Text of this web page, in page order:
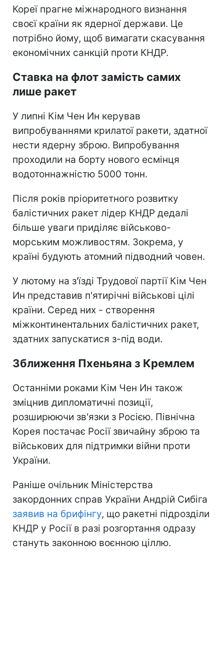
Кореї прагне міжнародного визнання
своєї країни як ядерної держави. Це
потрібно йому, щоб вимагати скасування
економічних санкцій проти КНДР.
Ставка на флот замість самих
лише ракет
У липні Кім Чен Ин керував
випробуваннями крилатої ракети, здатної
нести ядерну зброю. Випробування
проходили на борту нового есмінця
водотоннажністю 5000 тонн.
Після років пріоритетного розвитку
балістичних ракет лідер КНДР дедалі
більше уваги приділяє військово-
морським можливостям. Зокрема, у
країні будують атомний підводний човен.
У лютому на з'їзді Трудової партії Кім Чен
Ин представив п'ятирічні військові цілі
країни. Серед них - створення
міжконтинентальних балістичних ракет,
здатних запускатися з-під води.
Зближення Пхеньяна з Кремлем
Останніми роками Кім Чен Ин також
зміцнив дипломатичні позиції,
розширюючи зв'язки з Росією. Північна
Корея постачає Росії звичайну зброю та
військових для підтримки війни проти
України.
Раніше очільник Міністерства
закордонних справ України Андрій Сибіга
заявив на брифінгу, що ракетні підрозділи
КНДР у Росії в разі розгортання одразу
стануть законною воєнною ціллю.